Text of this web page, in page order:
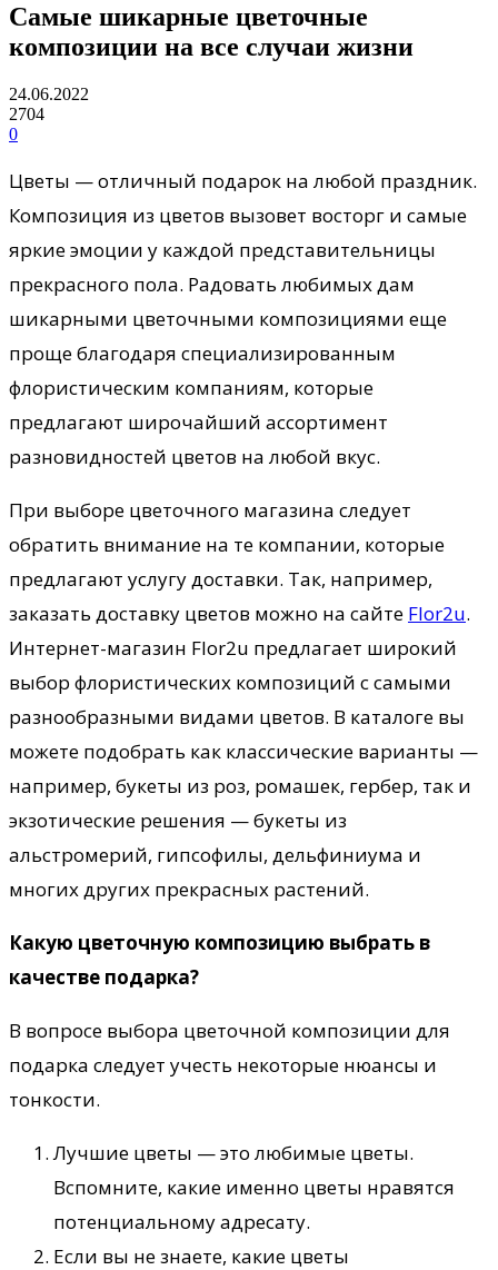
Самые шикарные цветочные
композиции на все случаи жизни
24.06.2022
2704
0
Цветы — отличный подарок на любой праздник.
Композиция из цветов вызовет восторг и самые
яркие эмоции у каждой представительницы
прекрасного пола. Радовать любимых дам
шикарными цветочными композициями еще
проще благодаря специализированным
флористическим компаниям, которые
предлагают широчайший ассортимент
разновидностей цветов на любой вкус.
При выборе цветочного магазина следует
обратить внимание на те компании, которые
предлагают услугу доставки. Так, например,
заказать доставку цветов можно на сайте Flor2u.
Интернет-магазин Flor2u предлагает широкий
выбор флористических композиций с самыми
разнообразными видами цветов. В каталоге вы
можете подобрать как классические варианты —
например, букеты из роз, ромашек, гербер, так и
экзотические решения — букеты из
альстромерий, гипсофилы, дельфиниума и
многих других прекрасных растений.
Какую цветочную композицию выбрать в
качестве подарка?
В вопросе выбора цветочной композиции для
подарка следует учесть некоторые нюансы и
тонкости.
Лучшие цветы — это любимые цветы.
Вспомните, какие именно цветы нравятся
потенциальному адресату.
Если вы не знаете, какие цветы